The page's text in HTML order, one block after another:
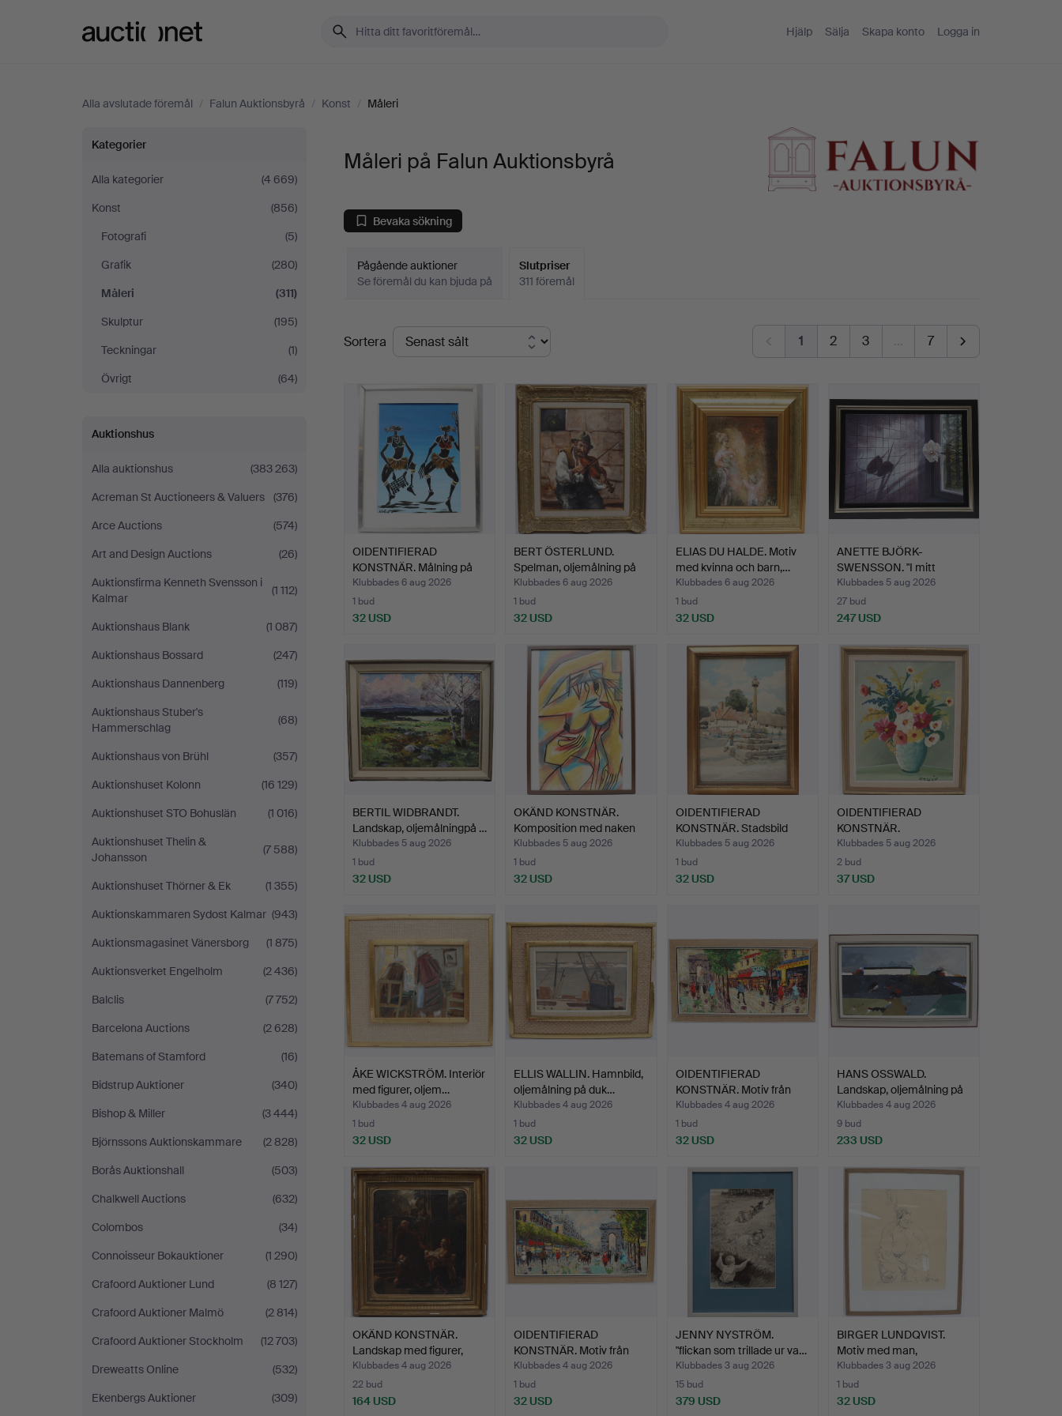
Hjälp Sälja Skapa konto Logga in
Alla avslutade föremål / Falun Auktionsbyrå / Konst / Måleri
Måleri
på
Falun
Auktionsbyrå
Kategorier
Alla kategorier
(4 669)
Konst
(856)
Fotografi
(5)
Grafik
(280)
Måleri
(311)
Skulptur
(195)
Teckningar
(1)
Övrigt
(64)
Auktionshus
Alla auktionshus
(383 263)
Acreman St Auctioneers & Valuers
(376)
Arce Auctions
(574)
Art and Design Auctions
(26)
Auktionsfirma Kenneth Svensson i
Kalmar
(1 112)
Auktionshaus Blank
(1 087)
Auktionshaus Bossard
(247)
Auktionshaus Dannenberg
(119)
Auktionshaus Stuber's
Hammerschlag
(68)
Auktionshaus von Brühl
(357)
Auktionshuset Kolonn
(16 129)
Auktionshuset STO Bohuslän
(1 016)
Auktionshuset Thelin &
Johansson
(7 588)
Auktionshuset Thörner & Ek
(1 355)
Auktionskammaren Sydost Kalmar (943)
Auktionsmagasinet Vänersborg
(1 875)
Auktionsverket Engelholm
(2 436)
Balclis
(7 752)
Barcelona Auctions
(2 628)
Batemans of Stamford
(16)
Bidstrup Auktioner
(340)
Bishop & Miller
(3 444)
Björnssons Auktionskammare
(2 828)
Borås Auktionshall
(503)
Chalkwell Auctions
(632)
Colombos
(34)
Connoisseur Bokauktioner
(1 290)
Crafoord Auktioner Lund
(8 127)
Crafoord Auktioner Malmö
(2 814)
Crafoord Auktioner Stockholm
(12 703)
Dreweatts Online
(532)
Ekenbergs Auktioner
(309)
Måleri på Falun Auktionsbyrå
Bevaka sökning
Pågående auktioner
Se föremål du kan bjuda på
Slutpriser
311 föremål
Slutpriser
Sortera 1 2 3 … 7
OIDENTIFIERAD
KONSTNÄR. Målning på
pannå, …
Klubbades 6 aug 2026
1 bud
32 USD
BERT ÖSTERLUND.
Spelman, oljemålning på
du…
Klubbades 6 aug 2026
1 bud
32 USD
ELIAS DU HALDE. Motiv
med kvinna och barn,…
Klubbades 6 aug 2026
1 bud
32 USD
ANETTE BJÖRK-
SWENSSON. "I mitt
fönster" Ol…
Klubbades 5 aug 2026
27 bud
247 USD
BERTIL WIDBRANDT.
Landskap, oljemålningpå …
Klubbades 5 aug 2026
1 bud
32 USD
OKÄND KONSTNÄR.
Komposition med naken
kvin…
Klubbades 5 aug 2026
1 bud
32 USD
OIDENTIFIERAD
KONSTNÄR. Stadsbild
med figu…
Klubbades 5 aug 2026
1 bud
32 USD
OIDENTIFIERAD
KONSTNÄR.
Blomstilleben, olj…
Klubbades 5 aug 2026
2 bud
37 USD
ÅKE WICKSTRÖM. Interiör
med figurer, oljem…
Klubbades 4 aug 2026
1 bud
32 USD
ELLIS WALLIN. Hamnbild,
oljemålning på duk…
Klubbades 4 aug 2026
1 bud
32 USD
OIDENTIFIERAD
KONSTNÄR. Motiv från
paris, …
Klubbades 4 aug 2026
1 bud
32 USD
HANS OSSWALD.
Landskap, oljemålning på
duk…
Klubbades 4 aug 2026
9 bud
233 USD
OKÄND KONSTNÄR.
Landskap med figurer,
1800…
Klubbades 4 aug 2026
22 bud
164 USD
OIDENTIFIERAD
KONSTNÄR. Motiv från
Paris, …
Klubbades 4 aug 2026
1 bud
32 USD
JENNY NYSTRÖM.
"flickan som trillade ur va…
Klubbades 3 aug 2026
15 bud
379 USD
BIRGER LUNDQVIST.
Motiv med man,
tuschteck…
Klubbades 3 aug 2026
1 bud
32 USD